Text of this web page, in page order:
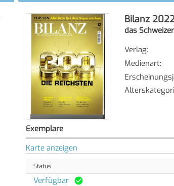
Bilanz
das
Verlag:
Medienart:
Exemplare
Karte anzeigen
Status
Verfügbar